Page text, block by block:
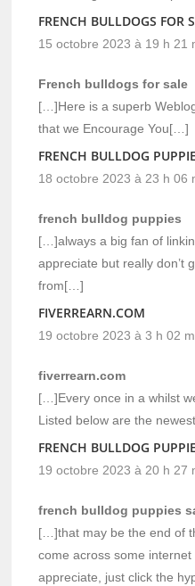
FRENCH BULLDOGS FOR
15 octobre 2023 à 19 h 21
French bulldogs for sale
[…]Here is a superb
that we Encourage You[…]
FRENCH BULLDOG
18 octobre 2023 à 23 h 06
french bulldog puppies
[…]always a big fan of
appreciate but really don’t
from[…]
FIVERREARN.COM
19 octobre 2023 à 3 h 02
fiverrearn.com
[…]Every once in a whilst
Listed below are the
FRENCH BULLDOG
19 octobre 2023 à 20 h 27
french bulldog puppies
[…]that may be the end of
come across some
appreciate, just click the